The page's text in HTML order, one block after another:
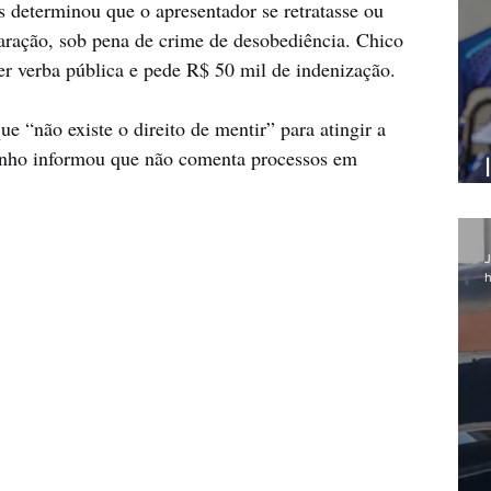
que o apresentador se retratasse ou
sob pena de crime de desobediência. Chico
verba pública e pede R$ 50 mil de indenização.
“não existe o direito de mentir” para atingir a
informou que não comenta processos em